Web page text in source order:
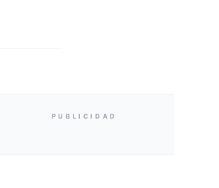
PUBLICIDAD